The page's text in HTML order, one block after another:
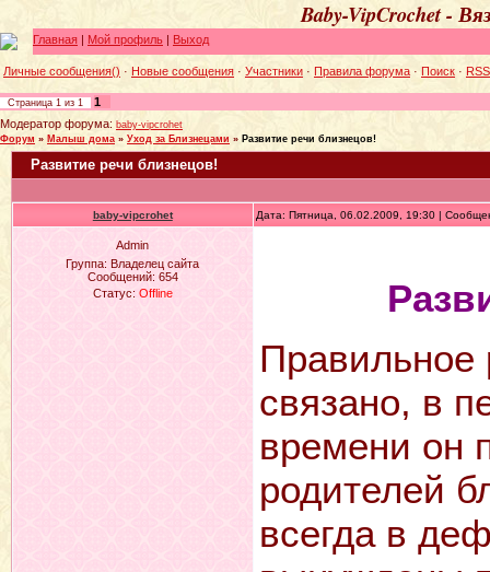
Baby-VipCrochet -
Главная | Мой профиль | Выход
Личные сообщения() · Новые сообщения · Участники · Правила форума · Поиск · RSS
Страница 1 из 1
1
Модератор форума: baby-vipcrohet
Форум » Малыш дома » Уход за Близнецами » Развитие речи близнецов!
Развитие речи близнецов!
baby-vipcrohet Дата: Пятница, 06.02.2009, 19:30 |
Admin
Группа: Владелец сайта
Сообщений: 654
Статус: Offline
Правильное
связано, в
времени он
родителей
всегда в